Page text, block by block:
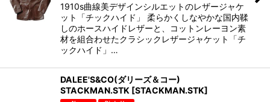
1910s曲線美デザインシルエットのレザージャケ
ット「チックハイド」 柔らかくしなやかな国内鞣
しのホースハイドレザーと、コットンレーヨン素
材を組合わせたクラシックレザージャケット「チ
ックハイド」…
DALEE'S&CO(ダリーズ＆コー)
STACKMAN.STK [STACKMAN.STK]